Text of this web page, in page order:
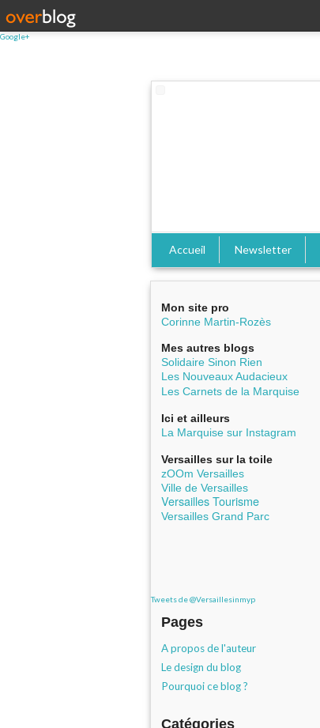
Google+
Accueil Newsletter
Mon site pro
Corinne Martin-Rozès
Mes autres blogs
Solidaire Sinon Rien
Les Nouveaux Audacieux
Les Carnets de la Marquise
Ici et ailleurs
La Marquise sur Instagram
Versailles sur la toile
zOOm Versailles
Ville de Versailles
Versailles Tourisme
Versailles Grand Parc
Tweets de @Versaillesinmyp
Pages
A propos de l'auteur
Le design du blog
Pourquoi ce blog ?
Catégories